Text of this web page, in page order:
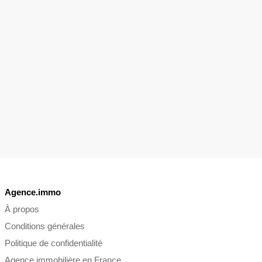
Agence.immo
À propos
Conditions générales
Politique de confidentialité
Agence immobilière en France